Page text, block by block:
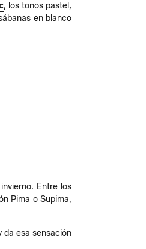
, los tonos pastel,
en blanco
Entre los
Pima o Supima,
da esa sensación